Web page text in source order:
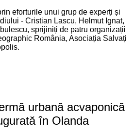
eforturile unui grup de experți și
- Cristian Lascu, Helmut Ignat,
sprijiniți de patru organizații
România, Asociația Salvați
urbană acvaponică
în Olanda